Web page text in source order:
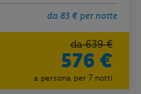
da 83 € per notte
da 639 €
576 €
a persona per 7 notti